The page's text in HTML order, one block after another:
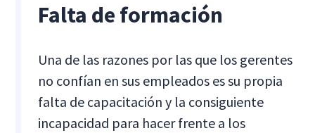
Falta de formación
Una de las razones por las que los gerentes
no confían en sus empleados es su propia
falta de capacitación y la consiguiente
incapacidad para hacer frente a los